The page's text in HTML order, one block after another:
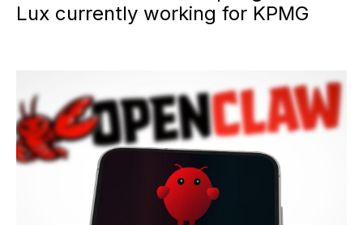
Lux currently working for KPMG